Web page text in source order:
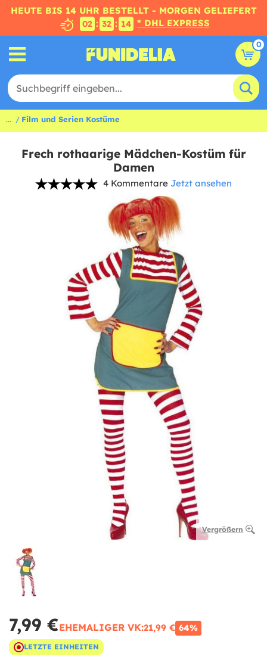
HEUTE BIS 14 UHR BESTELLT - MORGEN GELIEFERT
02 : 32 : 13 * DHL EXPRESS
0
... Film und Serien Kostüme
Frech rothaarige Mädchen-Kostüm für
Damen
4 Kommentare Jetzt ansehen
Vergrößern
7,99 €EHEMALIGER VK:21,99 € 64%
LETZTE EINHEITEN